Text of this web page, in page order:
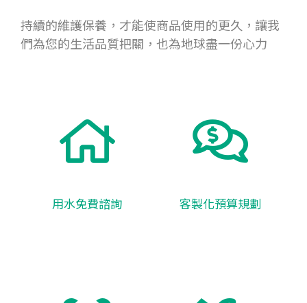
持續的維護保養，才能使商品使用的更久，讓我
們為您的生活品質把關，也為地球盡一份心力
用水免費諮詢 客製化預算規劃